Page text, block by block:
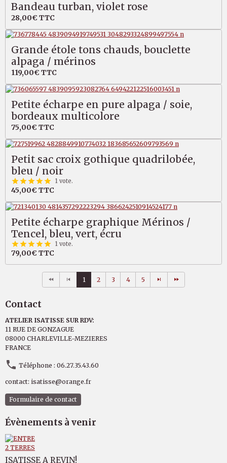
Bandeau turban, violet rose
28,00€ TTC
Grande étole tons chauds, bouclette
alpaga / mérinos
119,00€ TTC
Petite écharpe en pure alpaga / soie,
bordeaux multicolore
75,00€ TTC
Petit sac croix gothique quadrilobée,
bleu / noir
1 vote.
45,00€ TTC
Petite écharpe graphique Mérinos /
Tencel, bleu, vert, écru
1 vote.
79,00€ TTC
1 2 3 4 5
Contact
ATELIER ISATISSE SUR RDV:
11 RUE DE GONZAGUE
08000 CHARLEVILLE-MEZIERES
FRANCE
Téléphone : 06.27.35.43.60
contact: isatisse@orange.fr
Formulaire de contact
Évènements à venir
ISATISSE A REVIN!